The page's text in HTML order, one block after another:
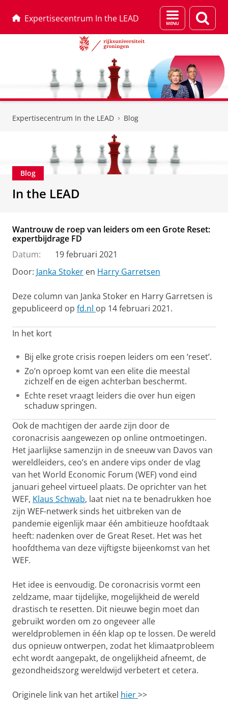
Expertisecentrum In the LEAD
Menu
en
Expertisecentrum In the LEAD Blog
Blog
In the LEAD
Wantrouw de roep van leiders om een Grote Reset:
expertbijdrage FD
Datum:
19 februari 2021
Door: Janka Stoker en Harry Garretsen
Deze column van Janka Stoker en Harry Garretsen is
gepubliceerd op fd.nl op 14 februari 2021.
In het kort
Bij elke grote crisis roepen leiders om een ‘reset’.
Zo’n oproep komt van een elite die meestal
zichzelf en de eigen achterban beschermt.
Echte reset vraagt leiders die over hun eigen
schaduw springen.
Ook de machtigen der aarde zijn door de
coronacrisis aangewezen op online ontmoetingen.
Het jaarlijkse samenzijn in de sneeuw van Davos van
wereldleiders, ceo’s en andere vips onder de vlag
van het World Economic Forum (WEF) vond eind
januari geheel virtueel plaats. De oprichter van het
WEF, Klaus Schwab, laat niet na te benadrukken hoe
zijn WEF-netwerk sinds het uitbreken van de
pandemie eigenlijk maar één ambitieuze hoofdtaak
heeft: nadenken over de Great Reset. Het was het
hoofdthema van deze vijftigste bijeenkomst van het
WEF.
Het idee is eenvoudig. De coronacrisis vormt een
zeldzame, maar tijdelijke, mogelijkheid de wereld
drastisch te resetten. Dit nieuwe begin moet dan
gebruikt worden om zo ongeveer alle
wereldproblemen in één klap op te lossen. De wereld
dus opnieuw ontwerpen, zodat het klimaatprobleem
echt wordt aangepakt, de ongelijkheid afneemt, de
gezondheidszorg wereldwijd verbetert et cetera.
Originele link van het artikel hier>>